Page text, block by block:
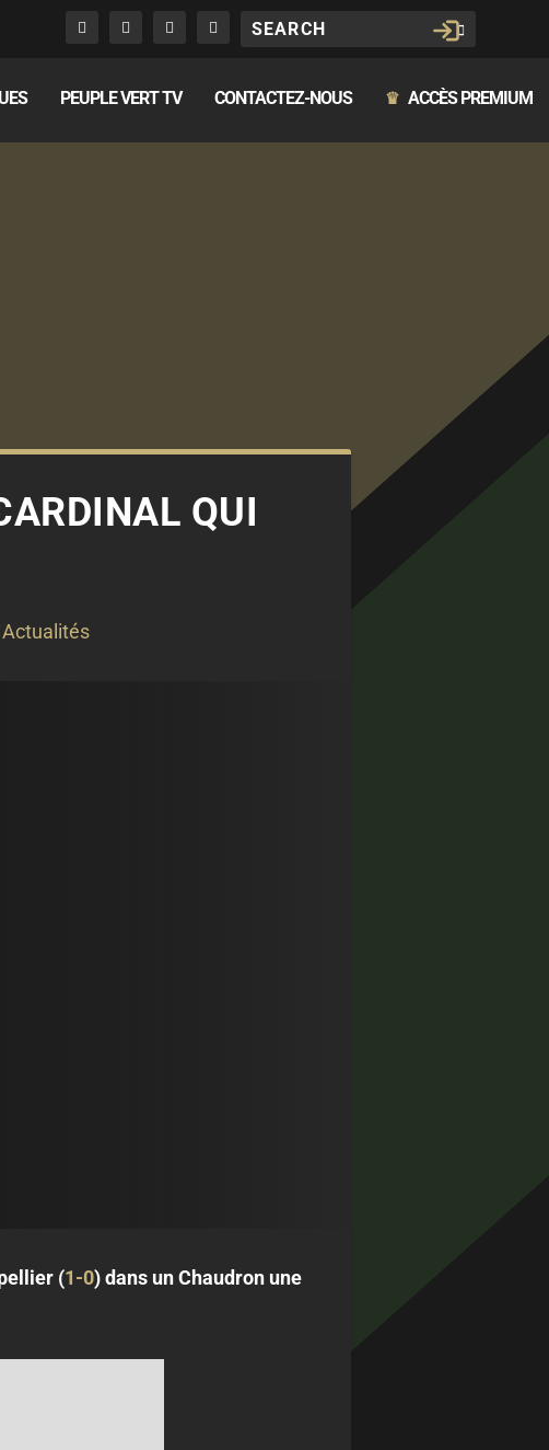
PEUPLE VERT TV CONTACTEZ-NOUS ♛ ACCÈS PREMIUM
QUI
Actualités
(1-0) dans un Chaudron une